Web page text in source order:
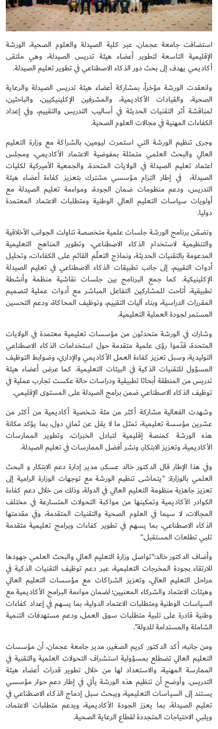
استضافت جامعة عجمان، عبر كلية الصيدلة والعلوم الصحية، الورشة
الإقليمية التاسعة لتطوير أعضاء هيئة تدريس الصيدلة، وهي ملتقى
أكاديمي يهدف إلى بحث دور الذكاء الاصطناعي في تطوير تعليم الصيدلة.
وانعقدت الورشة مؤخراً، بمشاركة أعضاء هيئة تدريس الصيدلة والرعاية
الصحية، والقيادات الأكاديمية، والمشرفين الإكلينيكيين، والباحثين،
لمناقشة أثر التقنيات الحديثة في أساليب التدريس والتقييم، وفي إعداد
الكفاءات المهنية في مجالات العلوم الصحية.
وجرى تنظيم الورشة التي استمرت ليومين، بالشراكة مع وزارة التعليم
العالي والبحث العلمي متمثلة بمفوضية الاعتماد الأكاديمي، ومجلس
اعتماد تعليم الصيدلة في الولايات المتحدة، والجمعية الأميركية لكليات
الصيدلة، في إطار التزام مؤسسي مشترك بتعزيز كفاءة أعضاء هيئة
التدريس، ودعم منظومات ضمان الجودة، ومواءمة تعليم الصيدلة مع
أولويات سياسات التعليم العالي الوطنية ومتطلبات الاعتماد المعتمدة
دوليا.
وتضمّن برنامج الورشة جلسات علمية متخصصة تناولت الجوانب الأخلاقية
والتنظيمية لاستخدام الذكاء الاصطناعي، وتطوير المناهج التعليمية
المدعومة بالتقنيات الحديثة، ونماذج التعلّم القائم على الكفاءات، وتحليل
أدوات التقييم، إلى جانب تطبيقات الذكاء الاصطناعي في تعليم الصيدلة
الإكلينيكية. كما جمع البرنامج بين جلسات نقاشية منظمة وأنشطة
تطبيقية، أتاحت للمشاركين التفاعل المباشر مع أدوات عملية لتصميم
المقررات الدراسية، وبناء آليات التقييم، وتوظيف المحاكاة، ودعم التحسين
المستمر لجودة العملية التعليمية.
وشارك في الورشة متحدثون من مؤسسات تعليمية معتمدة في الولايات
المتحدة، قدّموا رؤى علمية متقدمة حول استخدامات الذكاء الاصطناعي
التوليدية، وسبل تعزيز كفاءة العمل الأكاديمي والإداري، وضوابط التوظيف
المسؤول للتقنيات الذكية في البيئات التعليمية. كما عرض أعضاء هيئة
تدريس من المنطقة أبحاثا تطبيقية ودراسات حالة عكست تجارب عملية في
توظيف الذكاء الاصطناعي ضمن برامج الصيدلة على المستوى الإقليمي.
وشهدت الفعالية مشاركة أكثر من مئة شخصية أكاديمية من أكثر من
عشرين مؤسسة تعليمية، تمثل ما لا يقل عن ثماني دول، بما يؤكد مكانة
هذه الورشة كمنصة إقليمية لتبادل الخبرات، وتطوير الممارسات
الأكاديمية، وتعزيز الابتكار، ونشر أفضل الممارسات في تعليم الصيدلة.
وفي هذا الإطار قال الدكتور خالد عسكر، مدير إدارة دعم الابتكار و البحث
العلمي بالوزارة: "يتماشى تنظيم الورشة مع توجهات الوزارة الرامية إلى
تعزيز جاهزية منظومة التعليم العالي في الدولة، وذلك من خلال دعم كفاءة
الكوادر الأكاديمية وتمكينها من مواكبة التحولات المتسارعة في مختلف
المجالات، لا سيما في العلوم الصحية والتقنيات المتقدمة، وفي مقدمتها
الذكاء الاصطناعي، بما يسهم في تطوير كفاءات وبرامج تعليمية متقدمة
تلبي تطلعات المستقبل."
وأضاف الدكتور خالد:"تواصل وزارة التعليم العالي والبحث العلمي جهودها
للارتقاء بجودة المخرجات التعليمية، عبر دعم توظيف التقنيات الذكية في
مراحل التعليم العالي، وتعزيز الشراكات مع مؤسسات التعليم العالي
وهيئات الاعتماد والشركاء المعنيين؛ لضمان مواءمة البرامج الأكاديمية مع
السياسات الوطنية ومتطلبات الاعتماد الدولية، بما يسهم في إعداد كفاءات
وطنية قادرة على تلبية متطلبات سوق العمل، ودعم مستهدفات التنمية
الشاملة والمستدامة للدولة".
ومن جانبه، أكد الدكتور كريم الصغير، مدير جامعة عجمان، أن مؤسسات
التعليم العالي تضطلع بمسؤولية استشراف التحولات العلمية والتقنية في
الممارسة المهنية، والاستعداد لها من خلال تطوير قدرات أعضاء هيئة
التدريس. وأوضح أن تنظيم هذه الورشة يأتي في إطار دعم حوار مؤسسي
يستند إلى السياسات التعليمية، ويبحث سبل إدماج الذكاء الاصطناعي في
تعليم الصيدلة، بما يعزز الجودة الأكاديمية، ويدعم متطلبات الاعتماد،
ويلبي الاحتياجات المتجددة لقطاع الرعاية الصحية.